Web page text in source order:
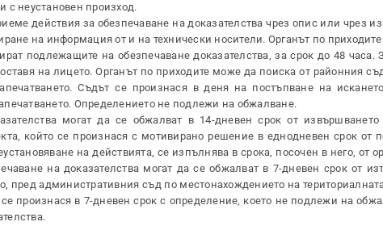
с неустановен произход.
действия за обезпечаване на доказателства чрез опис или чрез
на информация от и на технически носители. Органът по
подлежащите на обезпечаване доказателства, за срок до 48 часа.
на лицето. Органът по приходите може да поиска от районния
Съдът се произнася в деня на постъпване на
Определението не подлежи на обжалване.
могат да се обжалват в 14-дневен срок от
който се произнася с мотивирано решение в еднодневен срок от
на действията, се изпълнява в срока, посочен в него, от
на доказателства могат да се обжалват в 7-дневен срок от
пред административния съд по местонахождението на
се произнася в 7-дневен срок с определение, което не подлежи на